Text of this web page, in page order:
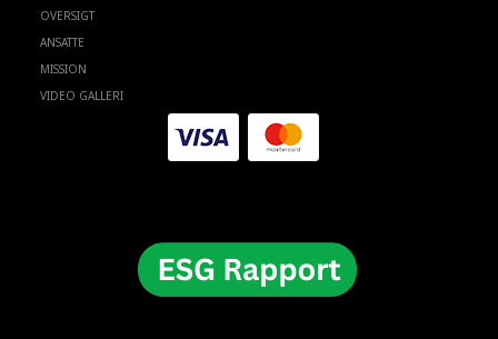
OVERSIGT
ANSATTE
MISSION
VIDEO GALLERI